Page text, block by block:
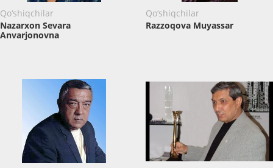
Qo‘shiqchilar
Nazarxon Sevara
Anvarjonovna
Qo‘shiqchilar
Razzoqova Muyassar